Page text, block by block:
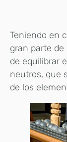
Teniendo en
gran parte de
de equilibrar
neutros, que
de los